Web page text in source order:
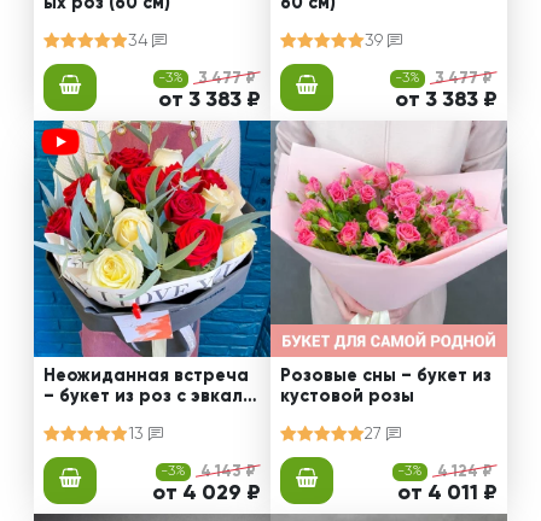
34
-3% 3 477 ₽
от 3 383 ₽
39
-3% 3 477 ₽
от 3 383 ₽
Неожиданная встреча
– букет из роз с эвкали
13
-3% 4 143 ₽
от 4 029 ₽
Розовые сны – букет из
кустовой розы
27
-3% 4 124 ₽
от 4 011 ₽